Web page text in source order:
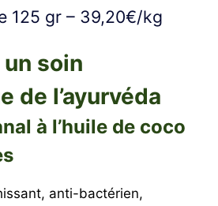
125 gr – 39,20€/kg
soin
de l’ayurvéda
à l’huile de coco
anti-bactérien,